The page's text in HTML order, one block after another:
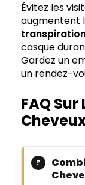
Évitez les
augmentent
casque
Gardez un
un rendez-
FAQ Sur